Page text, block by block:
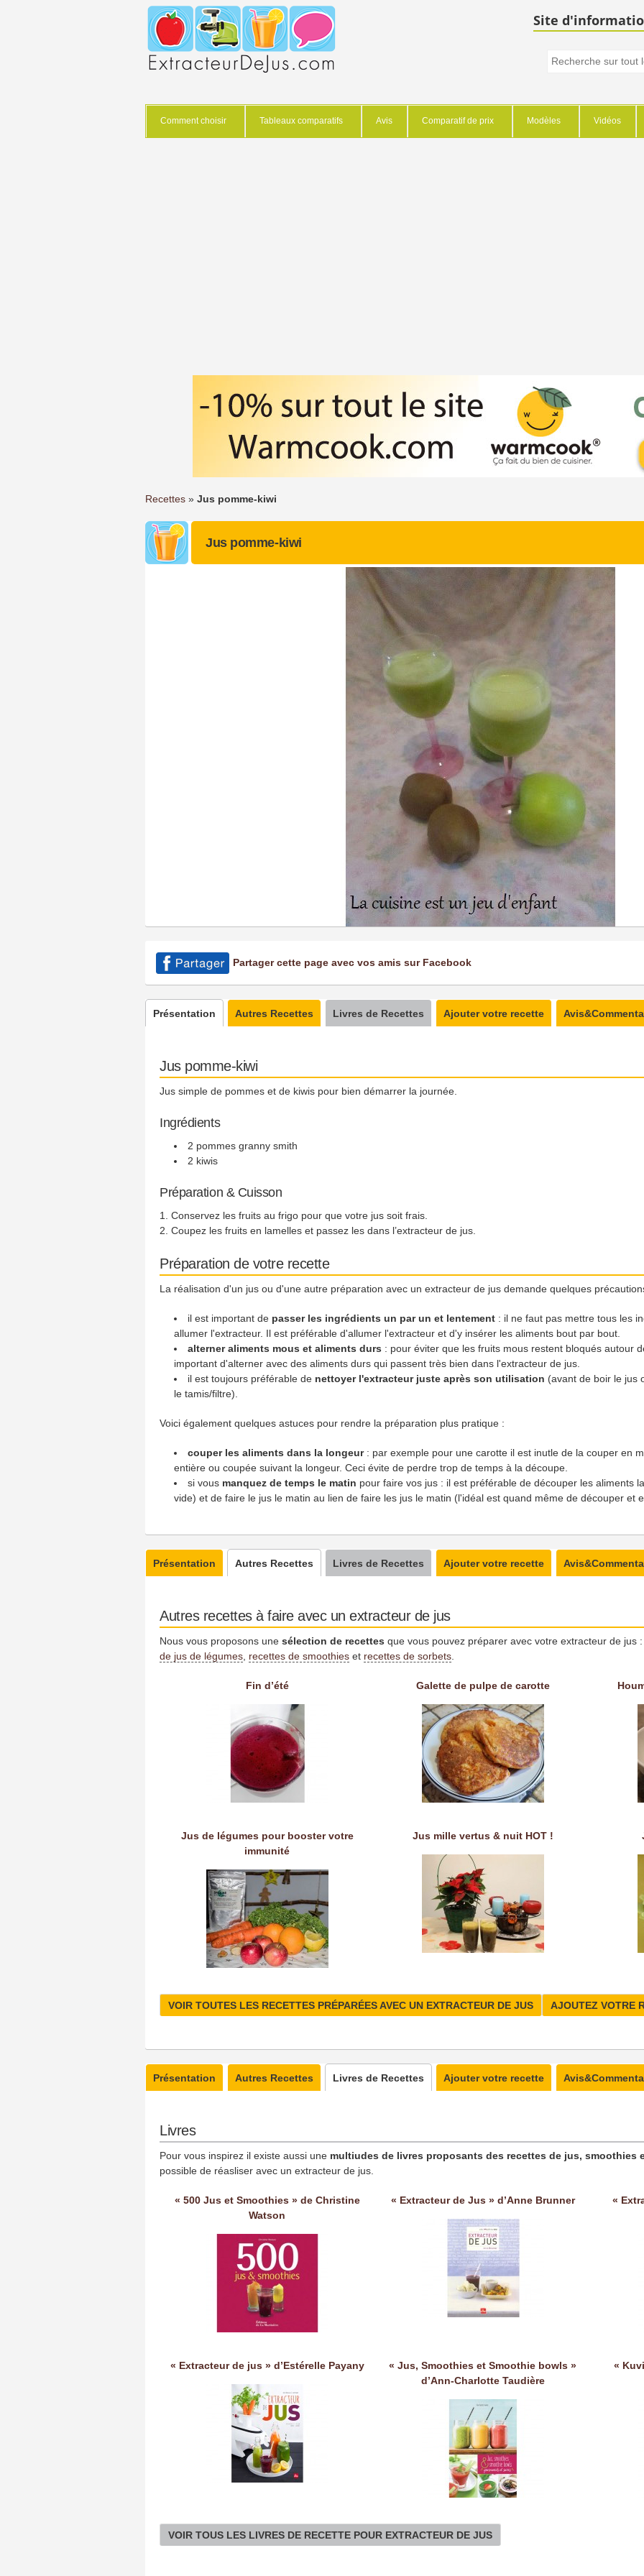
Site
Comment choisir Tableaux comparatifs Avis Comparatif de prix Modèles Vidéos
Recettes » Jus pomme-kiwi
Jus pomme-kiwi
Partager cette page avec vos amis sur Facebook
Présentation Autres Recettes Livres de Recettes Ajouter votre recette
Jus pomme-kiwi
Jus simple de pommes et de kiwis pour bien démarrer la journée.
Ingrédients
2 pommes granny smith
2 kiwis
Préparation & Cuisson
Conservez les fruits au frigo pour que votre jus soit frais.
Coupez les fruits en lamelles et passez les dans l’extracteur de jus.
Préparation de votre recette
La réalisation d'un jus ou d'une autre préparation avec un extracteur de jus demande quelques
il est important de passer les ingrédients un par un et lentement : il ne faut pas mettre tous les
allumer l'extracteur. Il est préférable d'allumer l'extracteur et d'y insérer les aliments bout par bout.
alterner aliments mous et aliments durs : pour éviter que les fruits mous restent bloqués autour
important d'alterner avec des aliments durs qui passent très bien dans l'extracteur de jus.
il est toujours préférable de nettoyer l'extracteur juste après son utilisation (avant de boir le jus
le tamis/filtre).
Voici également quelques astuces pour rendre la préparation plus pratique :
couper les aliments dans la longeur: par exemple pour une carotte il est inutle de la couper en
entière ou coupée suivant la longeur. Ceci évite de perdre trop de temps à la découpe.
si vous manquez de temps le matin pour faire vos jus : il est préférable de découper les aliments
vide) et de faire le jus le matin au lien de faire les jus le matin (l'idéal est quand même de découper et
Présentation Autres Recettes Livres de Recettes Ajouter votre recette
Autres recettes à faire avec un extracteur de jus
Nous vous proposons une sélection de recettes que vous pouvez préparer avec votre extracteur de jus
de jus de légumes recettes de smoothies et recettes de sorbets
Fin d’été Galette de pulpe de carotte
Jus de légumes pour booster votre
immunité
Jus mille vertus & nuit HOT !
VOIR TOUTES LES RECETTES PRÉPARÉES AVEC UN EXTRACTEUR DE JUS AJOUTEZ VOTRE
Présentation Autres Recettes Livres de Recettes Ajouter votre recette
Livres
Pour vous inspirez il existe aussi une multiudes de livres proposants des recettes de jus, smoothies
possible de réasliser avec un extracteur de jus.
« 500 Jus et Smoothies » de Christine
Watson
« Extracteur de Jus » d’Anne Brunner «
« Extracteur de jus » d’Estérelle Payany
« Jus, Smoothies et Smoothie bowls »
d’Ann-Charlotte Taudière
«
VOIR TOUS LES LIVRES DE RECETTE POUR EXTRACTEUR DE JUS